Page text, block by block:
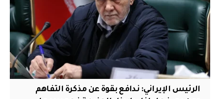
الرئيس الإيراني: ندافع بقوة عن مذكرة التفاهم